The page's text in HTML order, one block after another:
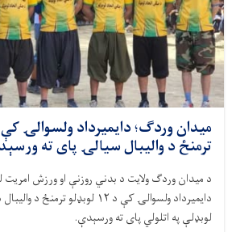
ترمنځ د والیبال سیالۍ پای ته
د ميدان وردګ ولايت د بدني روزنې او ورزش امريت
دایمیرداد ولسوالۍ کې د ۱۲ لوبډلو
لوبډلې په اتلولي پای ته ورسېدې.